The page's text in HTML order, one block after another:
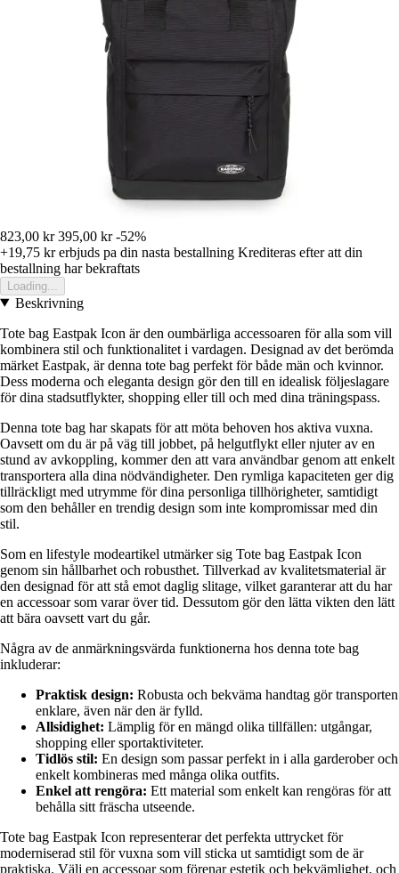
823,00 kr 395,00 kr -52%
+19,75 krerbjuds pa din nasta bestallning Krediteras efter att din
bestallning har bekraftats
Loading...
Beskrivning
Tote bag Eastpak Icon är den oumbärliga accessoaren för alla som vill
kombinera stil och funktionalitet i vardagen. Designad av det berömda
märket Eastpak, är denna tote bag perfekt för både män och kvinnor.
Dess moderna och eleganta design gör den till en idealisk följeslagare
för dina stadsutflykter, shopping eller till och med dina träningspass.
Denna tote bag har skapats för att möta behoven hos aktiva vuxna.
Oavsett om du är på väg till jobbet, på helgutflykt eller njuter av en
stund av avkoppling, kommer den att vara användbar genom att enkelt
transportera alla dina nödvändigheter. Den rymliga kapaciteten ger dig
tillräckligt med utrymme för dina personliga tillhörigheter, samtidigt
som den behåller en trendig design som inte kompromissar med din
stil.
Som en lifestyle modeartikel utmärker sig Tote bag Eastpak Icon
genom sin hållbarhet och robusthet. Tillverkad av kvalitetsmaterial är
den designad för att stå emot daglig slitage, vilket garanterar att du har
en accessoar som varar över tid. Dessutom gör den lätta vikten den lätt
att bära oavsett vart du går.
Några av de anmärkningsvärda funktionerna hos denna tote bag
inkluderar:
Praktisk design: Robusta och bekväma handtag gör transporten
enklare, även när den är fylld.
Allsidighet: Lämplig för en mängd olika tillfällen: utgångar,
shopping eller sportaktiviteter.
Tidlös stil: En design som passar perfekt in i alla garderober och
enkelt kombineras med många olika outfits.
Enkel att rengöra: Ett material som enkelt kan rengöras för att
behålla sitt fräscha utseende.
Tote bag Eastpak Icon representerar det perfekta uttrycket för
moderniserad stil för vuxna som vill sticka ut samtidigt som de är
praktiska. Välj en accessoar som förenar estetik och bekvämlighet, och